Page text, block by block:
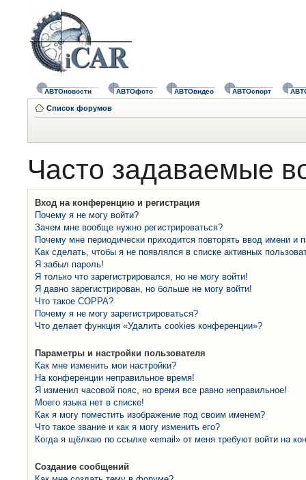
АВТОновости АВТОфото АВТОвидео АВТОспорт
Список форумов
Часто задаваемые
Вход на конференцию и регистрация
Почему я не могу войти?
Зачем мне вообще нужно регистрироваться?
Почему мне периодически приходится повторять ввод имени и
Как сделать, чтобы я не появлялся в списке активных
Я забыл пароль!
Я только что зарегистрировался, но не могу войти!
Я давно зарегистрирован, но больше не могу войти!
Что такое COPPA?
Почему я не могу зарегистрироваться?
Что делает функция «Удалить cookies конференции»?
Параметры и настройки пользователя
Как мне изменить мои настройки?
На конференции неправильное время!
Я изменил часовой пояс, но время все равно неправильное!
Моего языка нет в списке!
Как я могу поместить изображение под своим именем?
Что такое звание и как я могу изменить его?
Когда я щёлкаю по ссылке «email» от меня требуют войти на
Создание сообщений